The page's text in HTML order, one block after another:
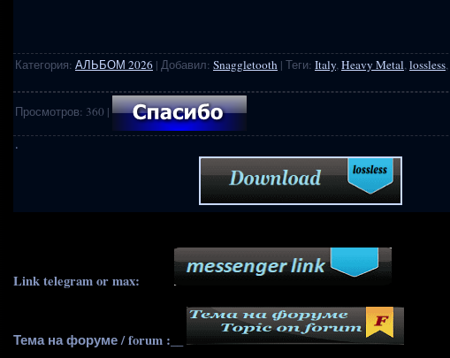
Категория: АЛЬБОМ 2026 | Добавил: Snaggletooth | Теги: Italy,Heavy Metal,lossless,
Просмотров: 360 |
·
Link telegram or max:
Тема на форуме / forum :__